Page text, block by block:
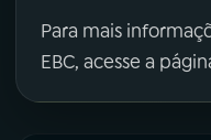
Para mais
EBC, acesse a